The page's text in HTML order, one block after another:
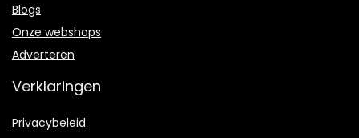
Blogs
Onze webshops
Adverteren
Verklaringen
Privacybeleid